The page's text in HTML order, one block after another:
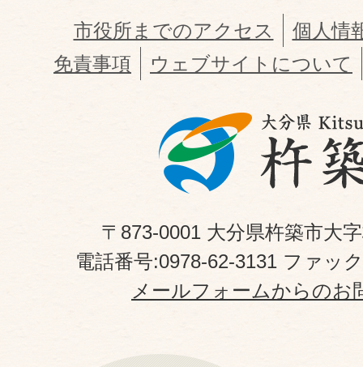
市役所までのアクセス
個人情
免責事項
ウェブサイトについて
〒873-0001 大分県杵築市大
電話番号:0978-62-3131 ファッ
メールフォームからのお